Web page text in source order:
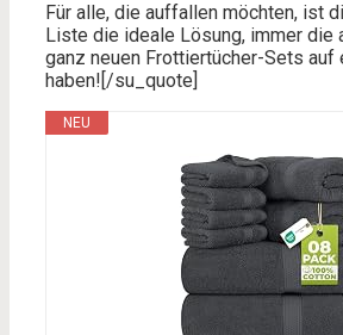
Für alle, die auffallen möchten, ist
Liste die ideale Lösung, immer die
ganz neuen Frottiertücher-Sets auf
haben![/su_quote]
NEU